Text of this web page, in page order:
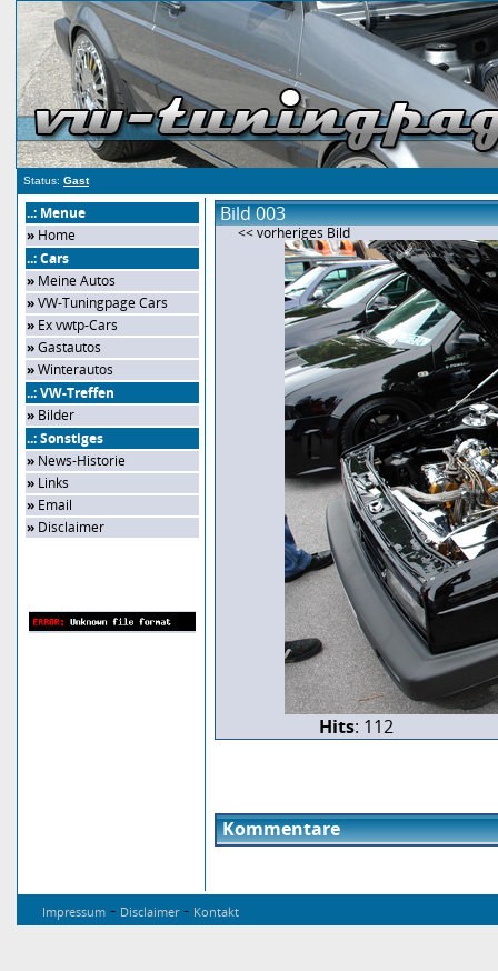
Status: Gast
..: Menue
» Home
..: Cars
» Meine Autos
»VW-Tuningpage Cars
» Ex vwtp-Cars
»Gastautos
»Winterautos
..: VW-Treffen
» Bilder
..: Sonstiges
» News-Historie
» Links
» Email
» Disclaimer
Bild 003
<< vorheriges Bild
Hits: 112
Kommentare
Impressum - Disclaimer- Kontakt